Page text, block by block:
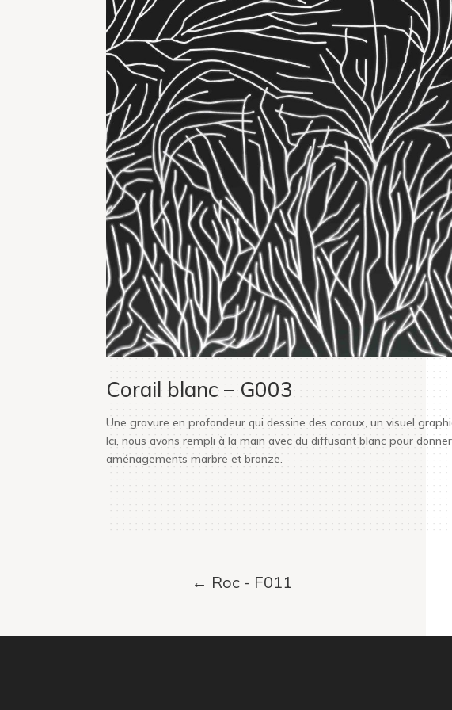
Corail blanc – G003
Une gravure en profondeur qui dessine des coraux, un visuel
Ici, nous avons rempli à la main avec du diffusant blanc pour
aménagements marbre et bronze.
← Roc - F011